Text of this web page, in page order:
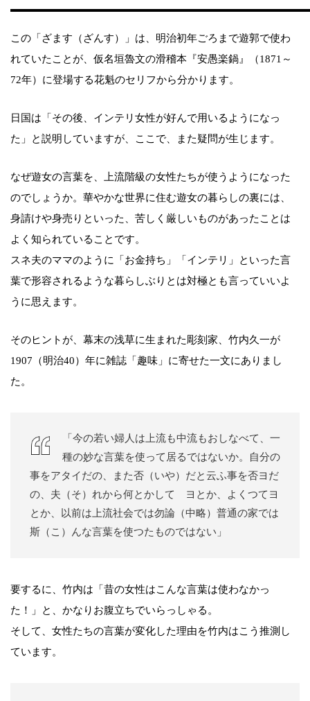
この「ざます（ざんす）」は、明治初年ごろまで遊郭で使わ
れていたことが、仮名垣魯文の滑稽本『安愚楽鍋』（1871～
72年）に登場する花魁のセリフから分かります。
日国は「その後、インテリ女性が好んで用いるようになっ
た」と説明していますが、ここで、また疑問が生じます。
なぜ遊女の言葉を、上流階級の女性たちが使うようになった
のでしょうか。華やかな世界に住む遊女の暮らしの裏には、
身請けや身売りといった、苦しく厳しいものがあったことは
よく知られていることです。
スネ夫のママのように「お金持ち」「インテリ」といった言
葉で形容されるような暮らしぶりとは対極とも言っていいよ
うに思えます。
そのヒントが、幕末の浅草に生まれた彫刻家、竹内久一が
1907（明治40）年に雑誌「趣味」に寄せた一文にありまし
た。
「今の若い婦人は上流も中流もおしなべて、一
種の妙な言葉を使って居るではないか。自分の
事をアタイだの、また否（いや）だと云ふ事を否ヨだ
の、夫（そ）れから何とかしてゝヨとか、よくつてヨ
とか、以前は上流社会では勿論（中略）普通の家では
斯（こ）んな言葉を使つたものではない」
要するに、竹内は「昔の女性はこんな言葉は使わなかっ
た！」と、かなりお腹立ちでいらっしゃる。
そして、女性たちの言葉が変化した理由を竹内はこう推測し
ています。